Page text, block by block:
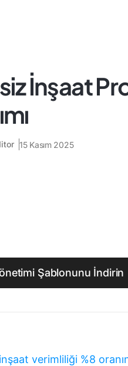
İnşaat
15 Kasım 2025
Şablonunu İndirin
inşaat verimliliği %8